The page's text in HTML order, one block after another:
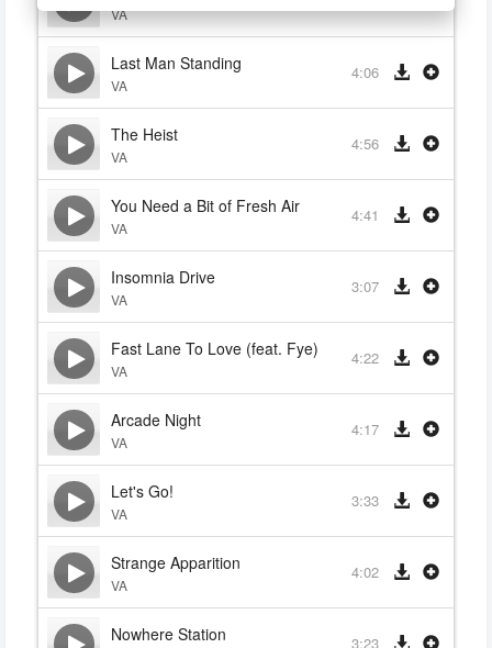
VA
Last Man Standing
VA
4:06
The Heist
VA
4:56
You Need a Bit of Fresh Air
VA
4:41
Insomnia Drive
VA
3:07
Fast Lane To Love (feat. Fye)
VA
4:22
Arcade Night
VA
4:17
Let's Go!
VA
3:33
Strange Apparition
VA
4:02
Nowhere Station 3:23